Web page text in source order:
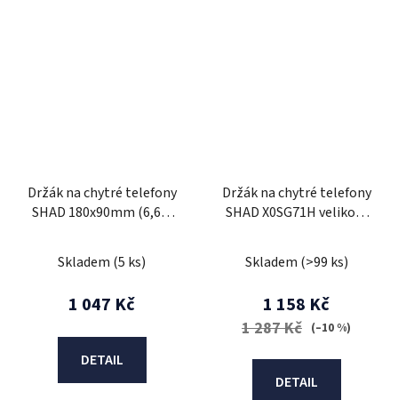
Držák na chytré telefony
SHAD 180x90mm (6,6")
zpětné zrcátko
Skladem (5 ks)
1 047 Kč
DETAIL
Držák na chytré telefony
SHAD X0SG71H velikost
(6,6") na řídítka
Skladem (>99 ks)
1 158 Kč
1 287 Kč (–10 %)
DETAIL